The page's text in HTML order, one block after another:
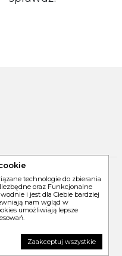
technologie do zbierania
oraz Funkcjonalne
i jest dla Ciebie bardziej
nam wgląd w
umożliwiają lepsze
Zaakceptuj wszystkie